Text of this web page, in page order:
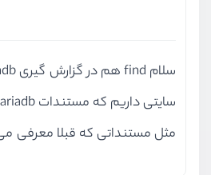
مثل مستنداتی که قبلا معرفی